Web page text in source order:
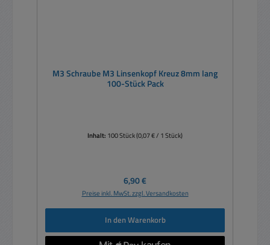
M3 Schraube M3 Linsenkopf Kreuz 8mm lang
100-Stück Pack
Inhalt: 100 Stück(0,07 € / 1 Stück)
Regulärer Preis:
6,90 €
Preise inkl. MwSt. zzgl. Versandkosten
In den Warenkorb